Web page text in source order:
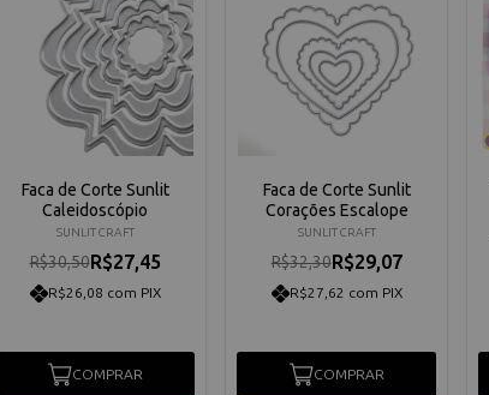
Faca de Corte Sunlit
Caleidoscópio
SUNLIT CRAFT
R$30,50R$27,45
R$26,08 com PIX
COMPRAR
Faca de Corte Sunlit
Corações Escalope
SUNLIT CRAFT
R$32,30R$29,07
R$27,62 com PIX
COMPRAR